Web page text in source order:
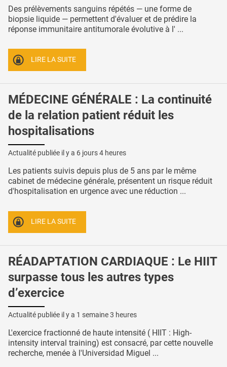
Des prélèvements sanguins répétés — une forme de
biopsie liquide — permettent d'évaluer et de prédire la
réponse immunitaire antitumorale évolutive à l' ...
LIRE LA SUITE
MÉDECINE GÉNÉRALE : La continuité
de la relation patient réduit les
hospitalisations
Actualité publiée il y a 6 jours 4 heures
Les patients suivis depuis plus de 5 ans par le même
cabinet de médecine générale, présentent un risque réduit
d'hospitalisation en urgence avec une réduction ...
LIRE LA SUITE
RÉADAPTATION CARDIAQUE : Le HIIT
surpasse tous les autres types
d’exercice
Actualité publiée il y a 1 semaine 3 heures
L'exercice fractionné de haute intensité ( HIIT : High-
intensity interval training) est consacré, par cette nouvelle
recherche, menée à l'Universidad Miguel ...